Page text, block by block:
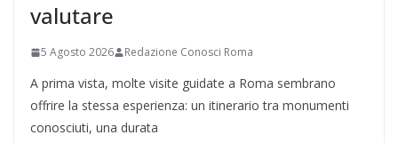
valutare
5 Agosto 2026 Redazione Conosci Roma
A prima vista, molte visite guidate a Roma sembrano
offrire la stessa esperienza: un itinerario tra monumenti
conosciuti, una durata